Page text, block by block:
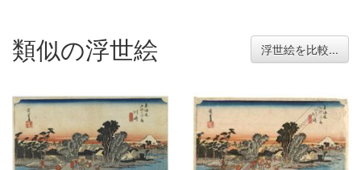
類似の浮世絵 浮世絵を比較...